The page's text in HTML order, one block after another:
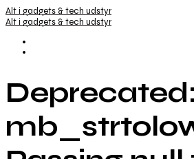
Alt i gadgets & tech udstyr
Alt i gadgets & tech udstyr
Deprecated: